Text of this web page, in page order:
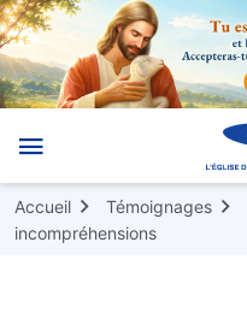
Accueil Témoignages
incompréhensions